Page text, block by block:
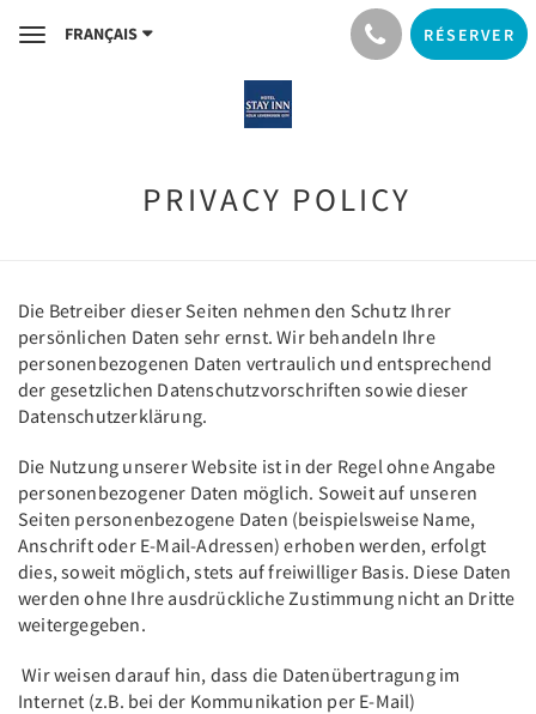
ToggleFRANÇAIS RÉSERVER
PRIVACY POLICY
​Die Betreiber dieser Seiten nehmen den Schutz Ihrer
persönlichen Daten sehr ernst. Wir behandeln Ihre
personenbezogenen Daten vertraulich und entsprechend
der gesetzlichen Datenschutzvorschriften sowie dieser
Datenschutzerklärung.
Die Nutzung unserer Website ist in der Regel ohne Angabe
personenbezogener Daten möglich. Soweit auf unseren
Seiten personenbezogene Daten (beispielsweise Name,
Anschrift oder E-Mail-Adressen) erhoben werden, erfolgt
dies, soweit möglich, stets auf freiwilliger Basis. Diese Daten
werden ohne Ihre ausdrückliche Zustimmung nicht an Dritte
weitergegeben.
Wir weisen darauf hin, dass die Datenübertragung im
Internet (z.B. bei der Kommunikation per E-Mail)